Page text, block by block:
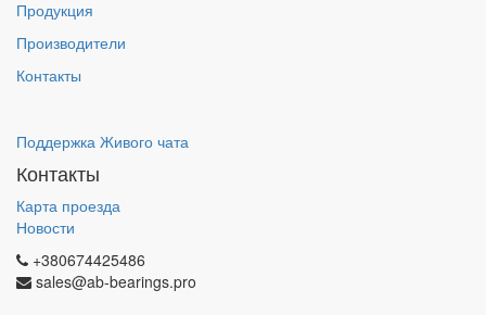
Продукция
Производители
Контакты
Поддержка Живого чата
Контакты
Карта проезда
Новости
+380674425486
sales@ab-bearings.pro